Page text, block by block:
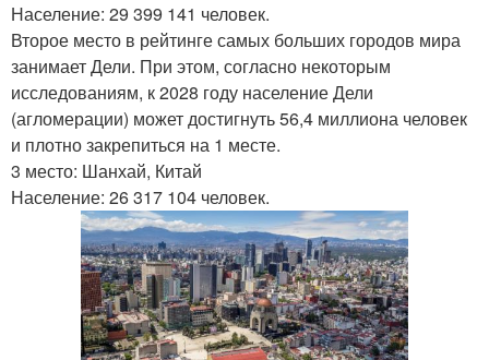
Население: 29 399 141 человек.
Второе место в рейтинге самых больших городов мира
занимает Дели. При этом, согласно некоторым
исследованиям, к 2028 году население Дели
(агломерации) может достигнуть 56,4 миллиона человек
и плотно закрепиться на 1 месте.
3 место: Шанхай, Китай
Население: 26 317 104 человек.